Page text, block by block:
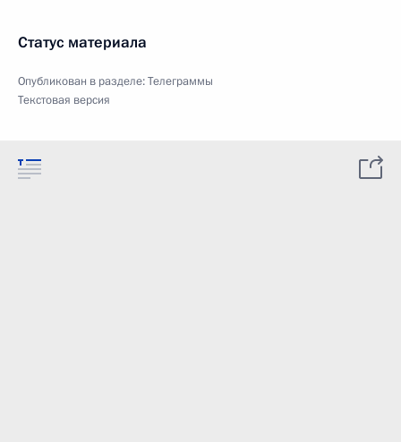
Статус материала
Опубликован в разделе:Телеграммы
Текстовая версия